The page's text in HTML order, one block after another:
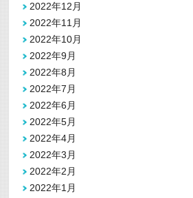
2022年12月
2022年11月
2022年10月
2022年9月
2022年8月
2022年7月
2022年6月
2022年5月
2022年4月
2022年3月
2022年2月
2022年1月